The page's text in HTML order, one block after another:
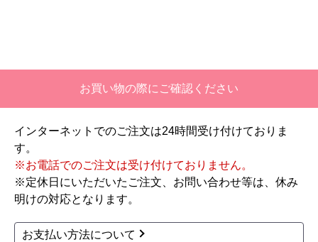
お買い物の際にご確認ください
インターネットでのご注文は24時間受け付けておりま
す。
※お電話でのご注文は受け付けておりません。
※定休日にいただいたご注文、お問い合わせ等は、休み
明けの対応となります。
お支払い方法について